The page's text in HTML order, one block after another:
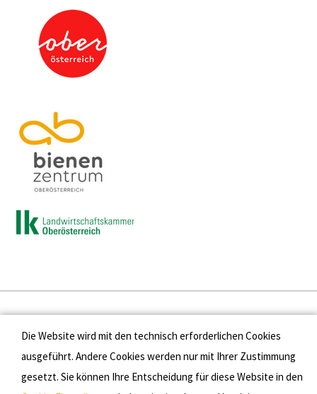
Presse
Kontakt
Datenschutz
Die Website wird mit den technisch erforderlichen Cookies
ausgeführt. Andere Cookies werden nur mit Ihrer Zustimmung
gesetzt. Sie können Ihre Entscheidung für diese Website in den